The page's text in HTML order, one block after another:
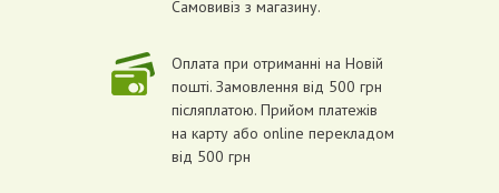
Самовивіз з магазину.
Оплата при отриманні на Новій
пошті. Замовлення від 500 грн
післяплатою. Прийом платежів
на карту або online перекладом
від 500 грн